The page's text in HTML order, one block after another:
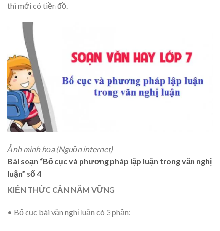
thì mới có tiền đồ.
Ảnh minh họa (Nguồn internet)
Bài soạn “Bố cục và phương pháp lập luận trong văn nghị
luận” số 4
KIẾN THỨC CẦN NẮM VỮNG
• Bố cục bài văn nghị luận có 3 phần: